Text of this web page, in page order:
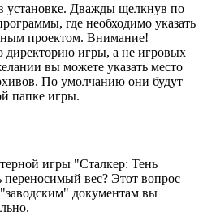
установке. Дважды щелкнув по
где необходимо указать
проектом. Внимание!
директорию игры, а не игровых
вы можете указать место
По умолчанию они будут
папке игры.
игры "Сталкер: Тень
вес? Этот вопрос
документам вы